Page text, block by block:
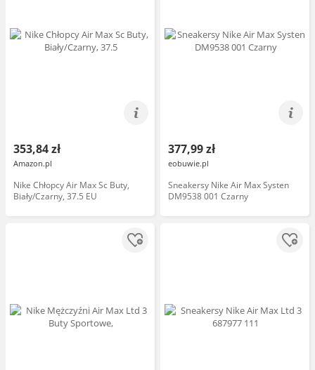
353,84 zł
Amazon.pl
Nike Chłopcy Air Max Sc Buty,
Biały/Czarny, 37.5 EU
377,99 zł
eobuwie.pl
Sneakersy Nike Air Max Systen
DM9538 001 Czarny